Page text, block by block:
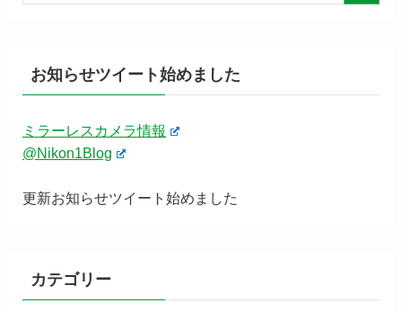
お知らせツイート始めました
ミラーレスカメラ情報
@Nikon1Blog
更新お知らせツイート始めました
カテゴリー